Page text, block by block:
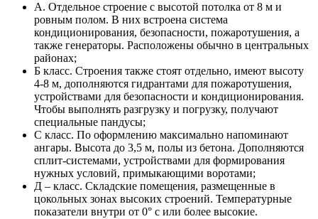
А. Отдельное строение с высотой потолка от 8 м и
ровным полом. В них встроена система
кондиционирования, безопасности, пожаротушения, а
также генераторы. Расположены обычно в центральных
районах;
Б класс. Строения также стоят отдельно, имеют высоту
4-8 м, дополняются гидрантами для пожаротушения,
устройствами для безопасности и кондиционирования.
Чтобы выполнять разгрузку и погрузку, получают
специальные пандусы;
С класс. По оформлению максимально напоминают
ангары. Высота до 3,5 м, полы из бетона. Дополняются
сплит-системами, устройствами для формирования
нужных условий, примыкающими воротами;
Д – класс. Складские помещения, размещенные в
цокольных зонах высоких строений. Температурные
показатели внутри от 0° c или более высокие.